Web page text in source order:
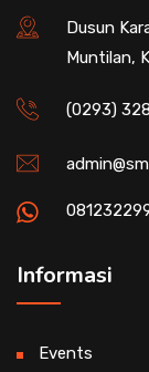
Dusun
Muntilan,
(0293)
Informasi
Events